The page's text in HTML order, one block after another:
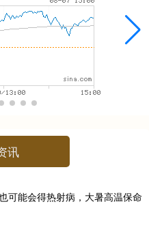
讯
可能会得热射病，大暑高温保命